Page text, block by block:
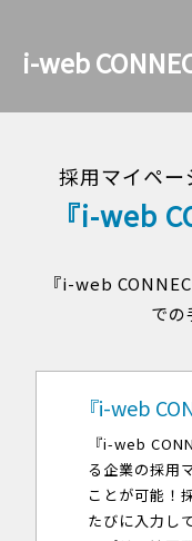
i-web
採用マイペー
『i-web
『i-web
での
『i-web
『i-web
る企業の採用
ことが可能！
たびに入力し